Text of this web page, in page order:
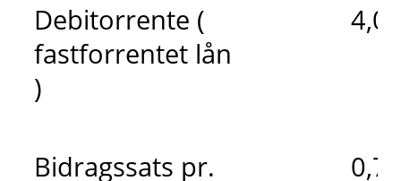
Debitorrente (
fastforrentet lån
)
Bidragssats pr.